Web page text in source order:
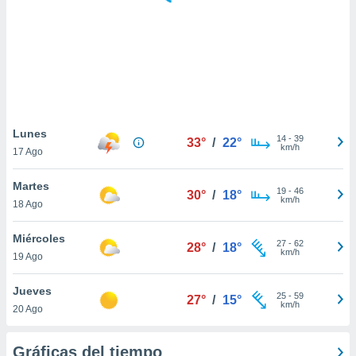
únicos
similares
como
IP
posible
traten tus
en
Para
Lunes
17 Ago
33° / 22° 14- 39
km/h
Martes
18 Ago
30° / 18° 19- 46
km/h
Miércoles
19 Ago
28° / 18° 27- 62
km/h
Jueves
20 Ago
27° / 15° 25- 59
km/h
Gráficas del tiempo